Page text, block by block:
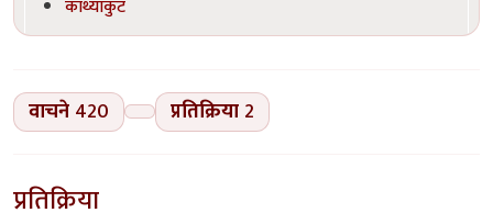
काथ्याकुट
वाचने 420 प्रतिक्रिया 2
प्रतिक्रिया